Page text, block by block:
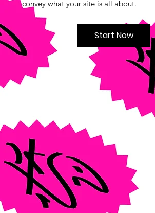
convey what your site is all about.
Start Now